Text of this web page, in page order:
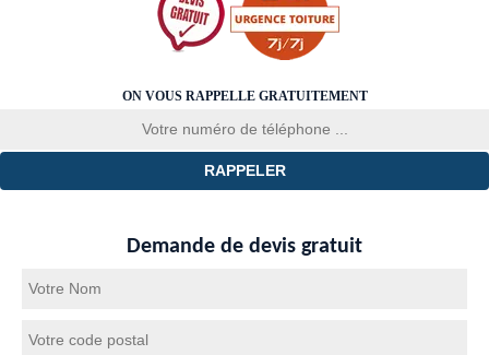
ON VOUS RAPPELLE GRATUITEMENT
Demande de devis gratuit